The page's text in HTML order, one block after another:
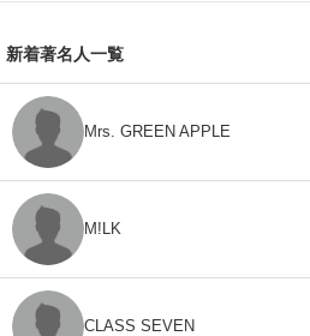
新着著名人一覧
Mrs. GREEN APPLE
M!LK
CLASS SEVEN